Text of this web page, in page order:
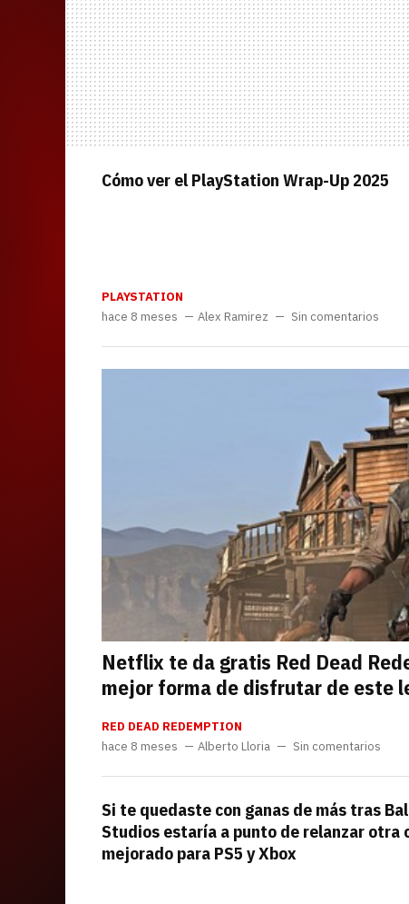
Cómo ver el PlayStation Wrap-Up 2025
PLAYSTATION
hace 8 meses
Alex Ramirez Sin comentarios
Netflix te da gratis Red Dead
mejor forma de disfrutar de este
RED DEAD REDEMPTION
hace 8 meses
Alberto Lloria Sin comentarios
Si te quedaste con ganas de más tras
Studios estaría a punto de relanzar otra
mejorado para PS5 y Xbox